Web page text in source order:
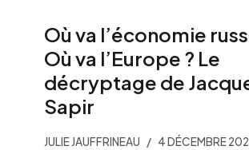
Où va l’économie
Où va l’Europe ? Le
décryptage de
Sapir
JULIE JAUFFRINEAU 4 DÉCEMBRE